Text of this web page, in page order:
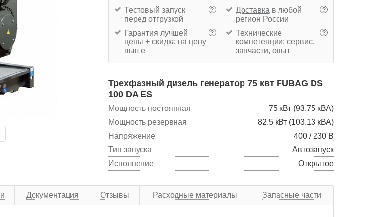
?
Тестовый запуск
перед отгрузкой
?
Доставка в любой
регион России
?
Гарантия лучшей
цены + скидка на цену
выше
?
Технические
компетенции: сервис,
запчасти, опыт
Трехфазный дизель генератор 75 квт FUBAG DS
100 DA ES
Мощность постоянная
75 кВт (93.75 кВА)
Мощность резервная
82.5 кВт (103.13 кВА)
Напряжение
400 / 230 В
Тип запуска
Автозапуск
Исполнение
Открытое
Документация Отзывы Расходные материалы Запасные части